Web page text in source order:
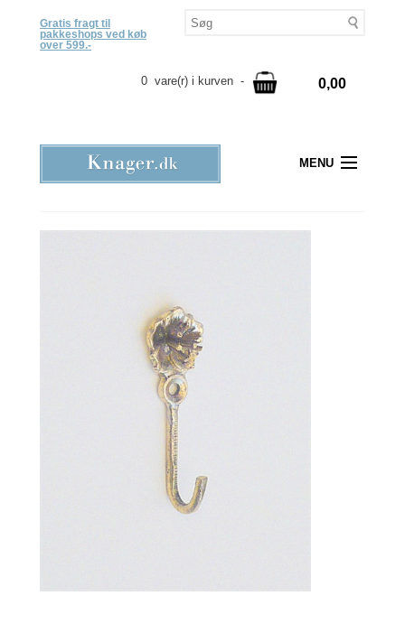
Gratis fragt til
pakkeshops ved køb
over 599.-
0 vare(r) i kurven - 0,00
MENU